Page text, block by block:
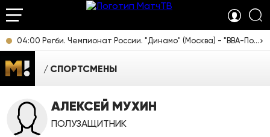
04:00 Регби. Чемпионат России. "Динамо" (Москва) - "ВВА-Подмосковье" (Монино) [12+]
СПОРТСМЕНЫ
АЛЕКСЕЙ МУХИН
ПОЛУЗАЩИТНИК